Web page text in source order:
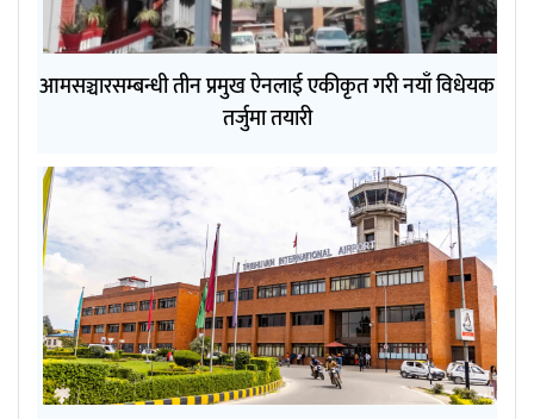
आमसञ्चारसम्बन्धी तीन प्रमुख ऐनलाई एकीकृत गरी नयाँ विधेयक
तर्जुमा तयारी